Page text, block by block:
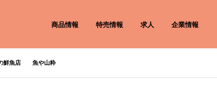
商品情報 特売情報 求人 企業情報
の鮮魚店 魚や山粋